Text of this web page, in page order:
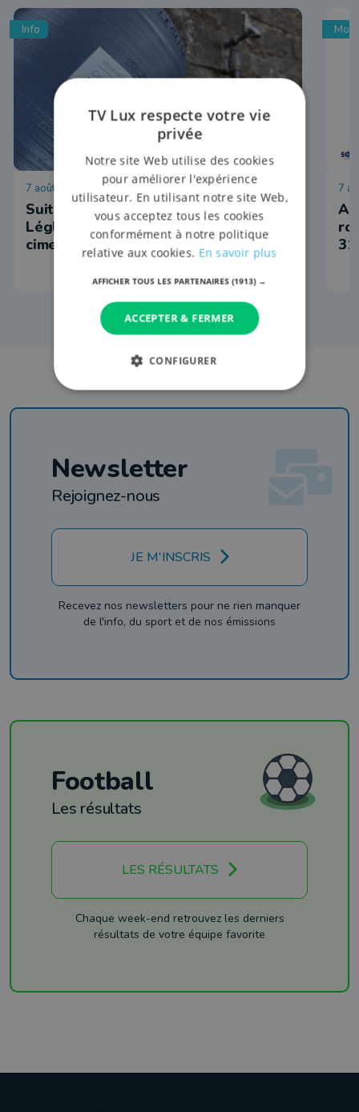
Info
7 août 2026 à 16:21
Suite à des vols, la commune de
Léglise coupe les robinets des
cimetières
7
Newsletter
Rejoignez-nous
JE M'INSCRIS
Recevez nos newsletters pour ne rien manquer
de l'info, du sport et de nos émissions
Football
Les résultats
LES RÉSULTATS
Chaque week-end retrouvez les derniers
résultats de votre équipe favorite
TV Lux respecte votre vie
privée
Notre site Web utilise des cookies
pour améliorer l'expérience
utilisateur. En utilisant notre site Web,
vous acceptez tous les cookies
conformément à notre politique
relative aux cookies. En savoir plus
AFFICHER TOUS LES PARTENAIRES(1913) →
ACCEPTER & FERMER
CONFIGURER